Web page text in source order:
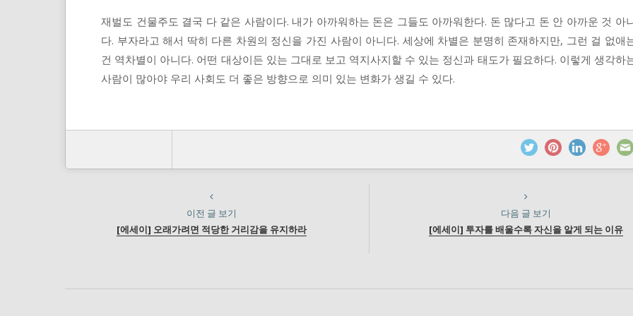
재벌도 건물주도 결국 다 같은 사람이다. 내가 아까워하는 돈은 그들도 아까워한다. 돈 많다고 돈 안 아까운 것 아
다. 부자라고 해서 딱히 다른 차원의 정신을 가진 사람이 아니다. 세상에 차별은 분명히 존재하지만, 그런 걸 없애
건 역차별이 아니다. 어떤 대상이든 있는 그대로 보고 역지사지할 수 있는 정신과 태도가 필요하다. 이렇게 생각하
사람이 많아야 우리 사회도 더 좋은 방향으로 의미 있는 변화가 생길 수 있다.
이전 글 보기
[에세이] 오래가려면 적당한 거리감을 유지하라
다음 글 보기
[에세이] 투자를 배울수록 자신을 알게 되는 이유